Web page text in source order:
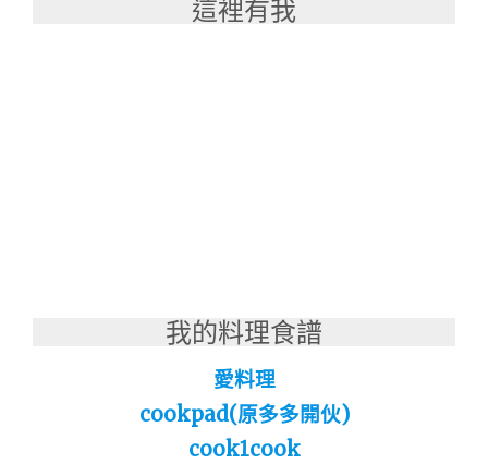
這裡有我
我的料理食譜
愛料理
cookpad(原多多開伙)
cook1cook